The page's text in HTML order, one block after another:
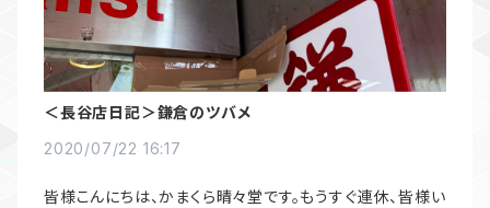
＜長谷店日記＞鎌倉のツバメ
2020/07/22 16:17
皆様こんにちは、かまくら晴々堂です。もうすぐ連休、皆様い